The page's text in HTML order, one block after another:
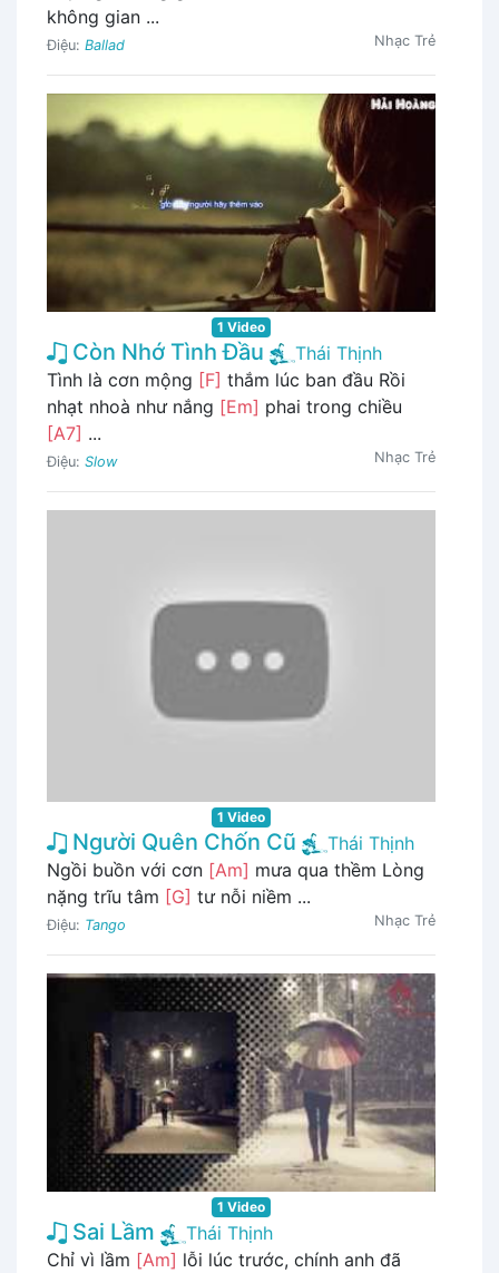
không gian ...
Điệu: Ballad Nhạc Trẻ
1 Video
Còn Nhớ Tình Đầu
Thái Thịnh
Tình là cơn mộng [F] thắm lúc ban đầu Rồi
nhạt nhoà như nắng [Em] phai trong chiều
[A7] ...
Điệu: Slow Nhạc Trẻ
1 Video
Người Quên Chốn Cũ
Thái Thịnh
Ngồi buồn với cơn [Am] mưa qua thềm Lòng
nặng trĩu tâm [G] tư nỗi niềm ...
Điệu: Tango Nhạc Trẻ
1 Video
Sai Lầm
Thái Thịnh
Chỉ vì lầm [Am] lỗi lúc trước, chính anh đã